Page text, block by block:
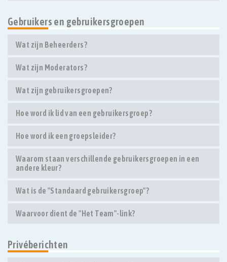
Gebruikers en gebruikersgroepen
Wat zijn Beheerders?
Wat zijn Moderators?
Wat zijn gebruikersgroepen?
Hoe word ik lid van een gebruikersgroep?
Hoe word ik een groepsleider?
Waarom staan verschillende gebruikersgroepen in een
andere kleur?
Wat is de "Standaard gebruikersgroep"?
Waarvoor dient de "Het Team"-link?
Privéberichten